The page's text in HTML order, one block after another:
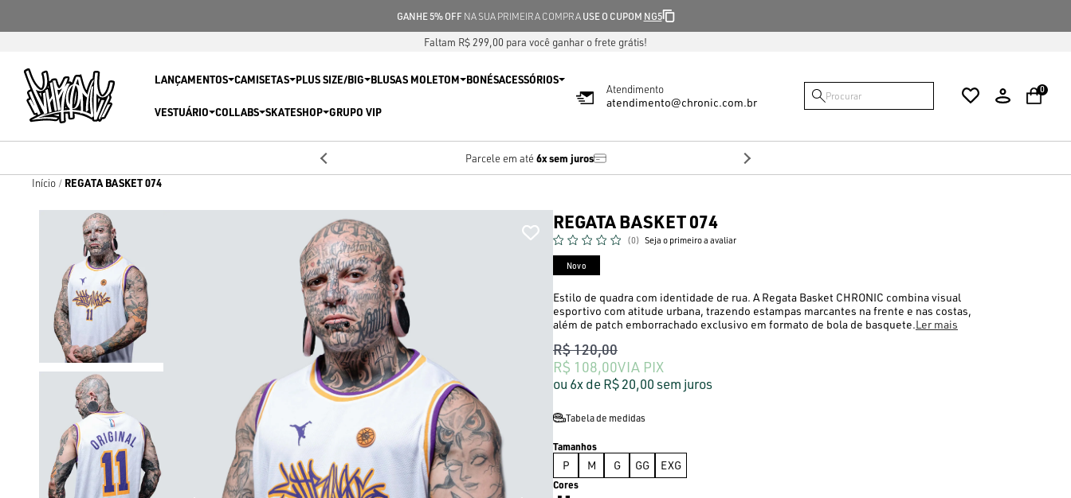
GANHE 5% OFFNA SUA PRIMEIRA COMPRA USE O CUPOM NG5
Faltam R$ 299,00 para você ganhar o frete grátis!
LANÇAMENTOS CAMISETAS PLUS SIZE/BIG BLUSAS MOLETOM BONÉSACESSÓRIOS
VESTUÁRIO COLLABS SKATESHOP GRUPO VIP
Atendimento
atendimento@chronic.com.br
0
Parcele em até 6x sem juros
Início REGATA BASKET 074
REGATA BASKET 074
(0) Seja o primeiro a avaliar
Novo
Estilo de quadra com identidade de rua. A Regata Basket CHRONIC combina visual
esportivo com atitude urbana, trazendo estampas marcantes na frente e nas costas,
além de patch emborrachado exclusivo em formato de bola de basquete.Ler mais
R$ 108,00VIA PIX
R$ 120,00
6x R$ 20,00sem juros
Tabela de medidas
P M G GG EXG